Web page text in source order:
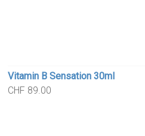
Vitamin B Sensation 30ml
CHF 89.00